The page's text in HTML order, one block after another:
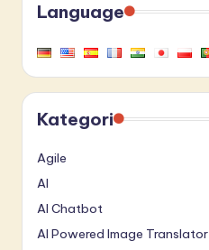
Language
Kategori
Agile
AI
AI Chatbot
AI Powered Image Translator